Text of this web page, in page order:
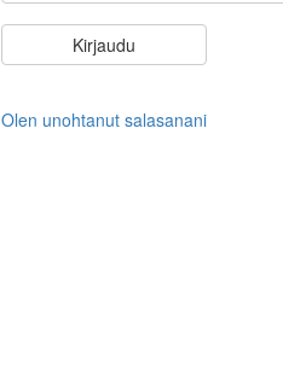
Olen unohtanut salasanani